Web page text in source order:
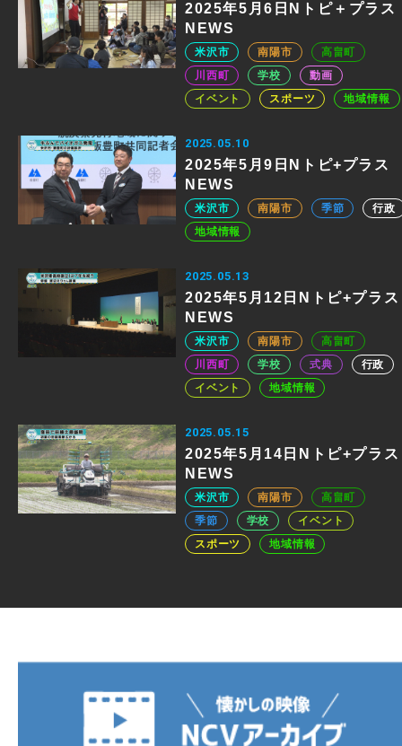
2025年5月6日Nトピ＋プラス
NEWS
米沢市 南陽市
高畠町
川西町
学校
動画
イベント
スポーツ 地域情報
2025.05.10
2025年5月9日Nトピ+プラス
NEWS
米沢市 南陽市 季節
行政
地域情報
2025.05.13
2025年5月12日Nトピ+プラス
NEWS
米沢市 南陽市
高畠町
川西町
学校 式典
行政
イベント
地域情報
2025.05.15
2025年5月14日Nトピ+プラス
NEWS
米沢市 南陽市
高畠町
季節
学校
イベント
スポーツ
地域情報